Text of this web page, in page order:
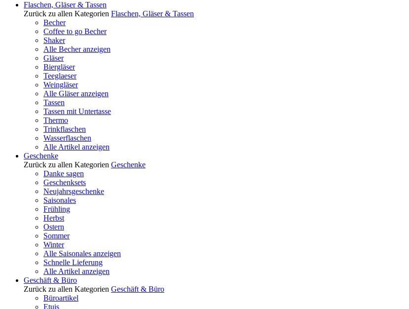
Flaschen, Gläser & Tassen
Zurück zu allen Kategorien Flaschen, Gläser & Tassen
Becher
Coffee to go Becher
Shaker
Alle Becher anzeigen
Gläser
Biergläser
Teeglaeser
Weingläser
Alle Gläser anzeigen
Tassen
Tassen mit Untertasse
Thermo
Trinkflaschen
Wasserflaschen
Alle Artikel anzeigen
Geschenke
Zurück zu allen Kategorien Geschenke
Danke sagen
Geschenksets
Neujahrsgeschenke
Saisonales
Frühling
Herbst
Ostern
Sommer
Winter
Alle Saisonales anzeigen
Schnelle Lieferung
Alle Artikel anzeigen
Geschäft & Büro
Zurück zu allen Kategorien Geschäft & Büro
Büroartikel
Etuis